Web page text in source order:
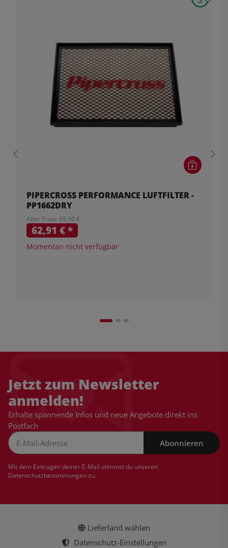
PIPERCROSS PERFORMANCE LUFTFILTER -
PP1662DRY
Alter Preis: 69,90 €
62,91 €*
Momentan nicht verfügbar
Jetzt zum Newsletter
anmelden!
Erhalte spannende Infos und neue Angebote direkt ins
Postfach
Abonnieren
Mit dem Eintragen deiner E-Mail stimmst du unseren
Datenschutzbestimmungenzu.
Lieferland wählen
Datenschutz-Einstellungen